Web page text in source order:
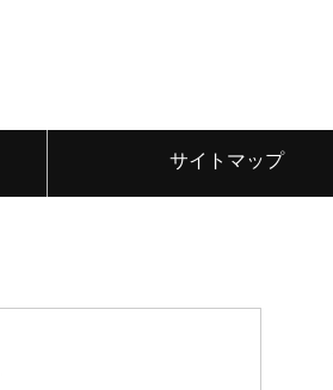
サイトマップ